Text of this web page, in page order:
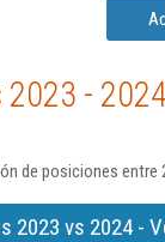
- 2024
de posiciones entre
2023 vs 2024 -